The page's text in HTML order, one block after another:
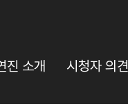
진 소개 시청자 의견